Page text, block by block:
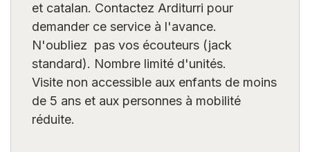
et catalan. Contactez Arditurri pour
demander ce service à l'avance.
N'oubliez pas vos écouteurs (jack
standard). Nombre limité d'unités.
Visite non accessible aux enfants de moins
de 5 ans et aux personnes à mobilité
réduite.